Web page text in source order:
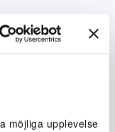
möjliga upplevelse